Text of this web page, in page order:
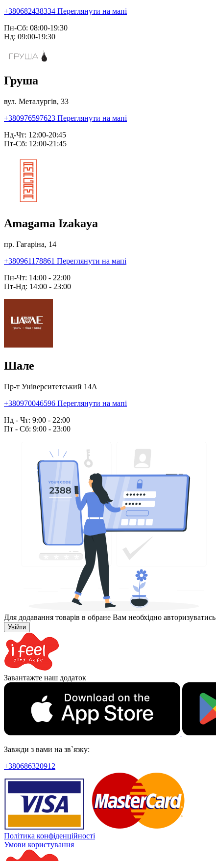
+380682438334 Переглянути на мапі
Пн-Сб: 08:00-19:30
Нд: 09:00-19:30
Груша
вул. Металургів, 33
+380976597623 Переглянути на мапі
Нд-Чт: 12:00-20:45
Пт-Сб: 12:00-21:45
Amagama Izakaya
пр. Гагаріна, 14
+380961178861 Переглянути на мапі
Пн-Чт: 14:00 - 22:00
Пт-Нд: 14:00 - 23:00
Шале
Пр-т Університетський 14А
+380970046596 Переглянути на мапі
Нд - Чт: 9:00 - 22:00
Пт - Сб: 9:00 - 23:00
Для додавання товарів в обране Вам необхідно авторизуватись
Увійти
Завантажте наш додаток
Завжди з вами на зв`язку:
+380686320912
Політика конфіденційності
Умови користування